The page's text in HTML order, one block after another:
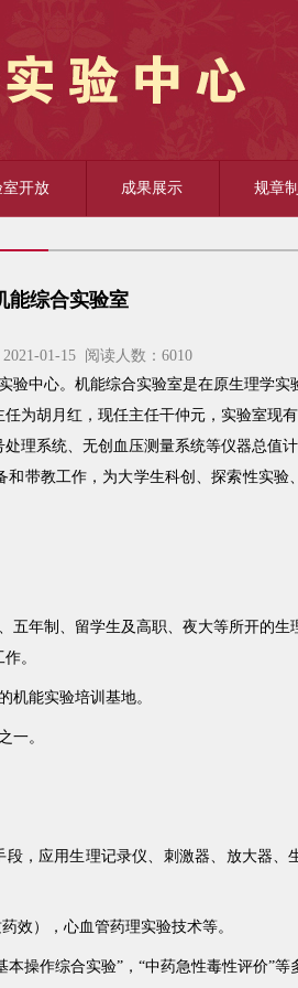
室开放 成果展示 规章
能综合实验室
01-15 阅读人数：6010
验中心。机能综合实验室是在原生理学实
为胡月红，现任主任干仲元，实验室现
理系统、无创血压测量系统等仪器总值
带教工作，为大学生科创、探索性实验
五年制、留学生及高职、夜大等所开的生
。
机能实验培训基地。
一。
，应用生理记录仪、刺激器、放大器、
效），心血管药理实验技术等。
操作综合实验”，“中药急性毒性评价”等